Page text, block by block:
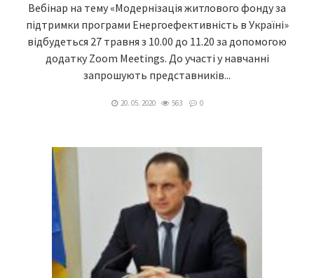
Вебінар на тему «Модернізація житлового фонду за
підтримки програми Енергоефективність в Україні»
відбудеться 27 травня з 10.00 до 11.20 за допомогою
додатку Zoom Meetings. До участі у навчанні
запрошують представників...
20. 05. 2020 563 0